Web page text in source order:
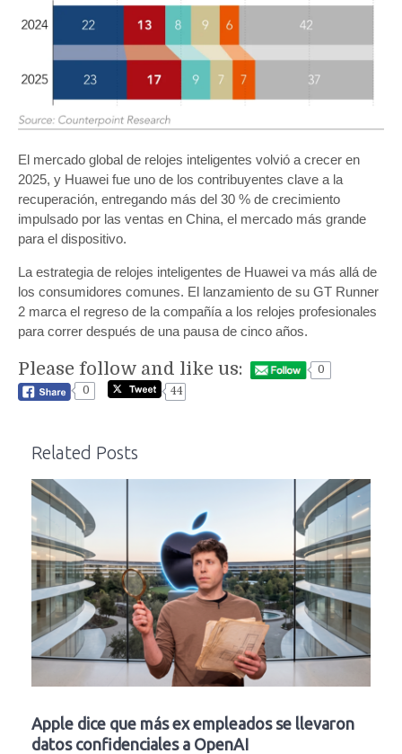
El mercado global de relojes inteligentes volvió a crecer en
2025, y Huawei fue uno de los contribuyentes clave a la
recuperación, entregando más del 30 % de crecimiento
impulsado por las ventas en China, el mercado más grande
para el dispositivo.
La estrategia de relojes inteligentes de Huawei va más allá de
los consumidores comunes. El lanzamiento de su GT Runner
2 marca el regreso de la compañía a los relojes profesionales
para correr después de una pausa de cinco años.
Please follow and like us:
0
0
44
Related Posts
Apple dice que más ex empleados se llevaron
datos confidenciales a OpenAI